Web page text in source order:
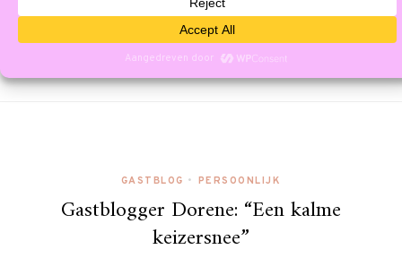
GASTBLOG • PERSOONLIJK
Gastblogger Dorene: “Een kalme
keizersnee”